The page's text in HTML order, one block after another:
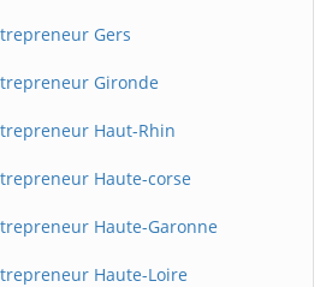
Gers
Gironde
Haut-Rhin
Haute-corse
Haute-Garonne
Haute-Loire